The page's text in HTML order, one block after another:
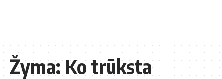
Žyma:Ko trūksta